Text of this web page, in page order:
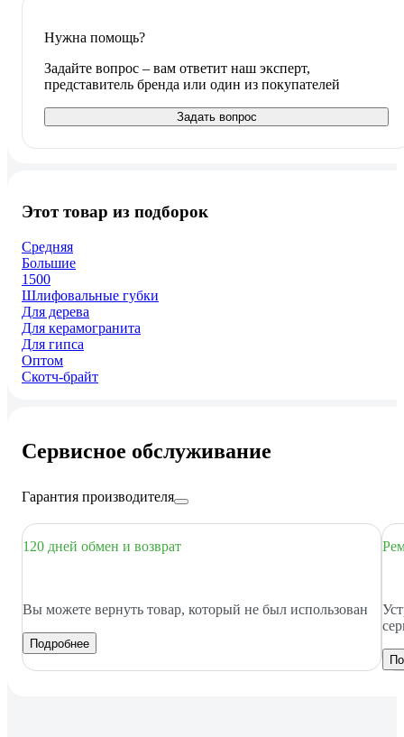
Нужна помощь?
Задайте вопрос – вам ответит наш эксперт,
представитель бренда или один из покупателей
Задать вопрос
Этот товар из подборок
Средняя
Большие
1500
Шлифовальные губки
Для дерева
Для керамогранита
Для гипса
Оптом
Скотч-брайт
Сервисное обслуживание
Гарантия производителя
120 дней обмен и возврат
Вы можете вернуть товар, который не был использован
Подробнее